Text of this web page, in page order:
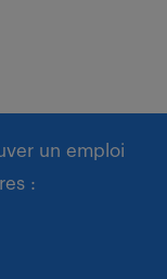
un emploi
: